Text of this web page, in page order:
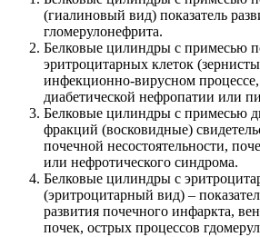
(гиалиновый вид) показатель
гломерулонефрита.
Белковые цилиндры с примесью
эритроцитарных клеток
инфекционно-вирусном
диабетической нефропатии или
Белковые цилиндры с примесью
фракций (восковидные)
почечной несостоятельности,
или нефротического синдрома.
Белковые цилиндры с
(эритроцитарный вид) –
развития почечного инфаркта,
почек, острых процессов